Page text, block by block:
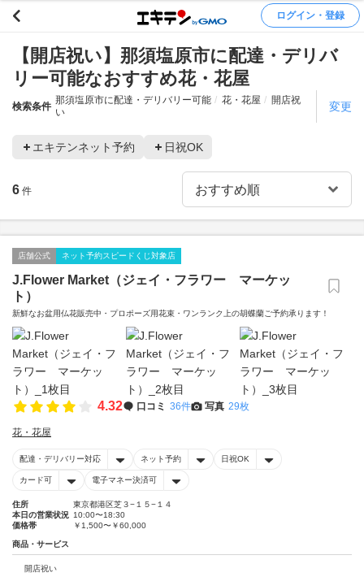
ログイン・登録
【開店祝い】那須塩原市に配達・デリバ
リー可能なおすすめ花・花屋
検索条件
那須塩原市に配達・デリバリー可能 花・花屋
開店祝
い
変更
エキテンネット予約 日祝OK
6 件
店舗公式 ネット予約スピードくじ対象店
J.Flower Market（ジェイ・フラワー マーケッ
ト）
新鮮なお盆用仏花販売中・プロポーズ用花束・ワンランク上の胡蝶蘭ご予約承ります！
4.32 口コミ 36件 写真 29枚
花・花屋
配達・デリバリー対応 ネット予約 日祝OK
カード可 電子マネー決済可
住所
東京都港区芝３−１５−１４
本日の営業状況 10:00〜18:30
価格帯
￥1,500〜￥60,000
商品・サービス
開店祝い